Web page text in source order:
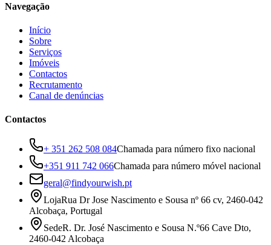
Navegação
Início
Sobre
Serviços
Imóveis
Contactos
Recrutamento
Canal de denúncias
Contactos
+ 351 262 508 084Chamada para número fixo nacional
+351 911 742 066Chamada para número móvel nacional
geral@findyourwish.pt
LojaRua Dr Jose Nascimento e Sousa nº 66 cv, 2460-042
Alcobaça, Portugal
SedeR. Dr. José Nascimento e Sousa N.º66 Cave Dto,
2460-042 Alcobaça